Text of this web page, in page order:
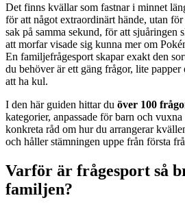
Det finns kvällar som fastnar i minnet
för att något extraordinärt hände, utan för
sak på samma sekund, för att sjuåringen
att morfar visade sig kunna mer om
En familjefrågesport skapar exakt den
du behöver är ett gäng frågor, lite
att ha kul.
I den här guiden hittar du över 100
kategorier, anpassade för barn och
konkreta råd om hur du arrangerar
och håller stämningen uppe från första
Varför är frågesport så
familjen?